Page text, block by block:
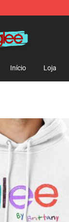
Início Loja